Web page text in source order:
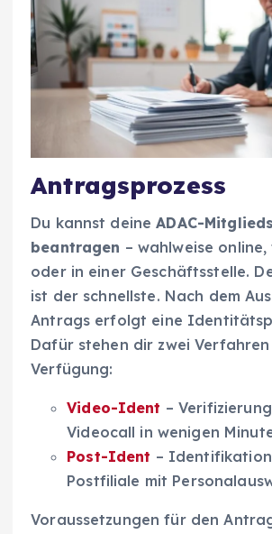
Antragsprozess
Du kannst deineADAC-
beantragen – wahlweise
oder in einer Geschäftsstelle.
ist der schnellste. Nach dem
Antrags erfolgt eine
Dafür stehen dir zwei
Verfügung:
Video-Ident –
Videocall in wenigen
Post-Ident –
Postfiliale mit
Voraussetzungen für den